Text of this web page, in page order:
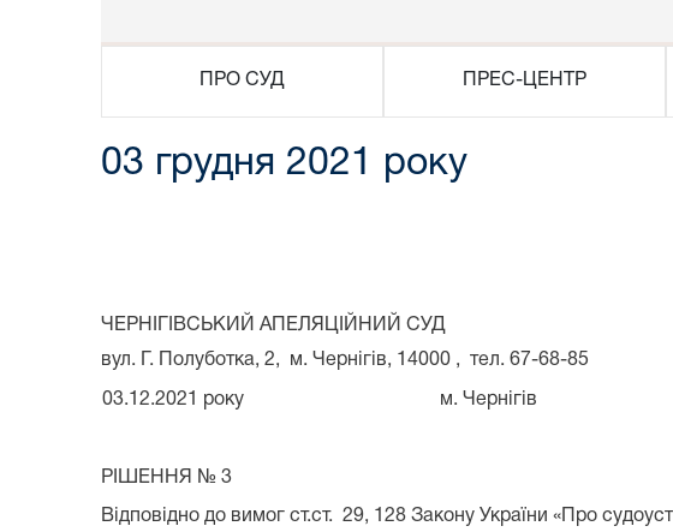
ПРО СУД ПРЕС-ЦЕНТР
03 грудня 2021 року
ЧЕРНІГІВСЬКИЙ АПЕЛЯЦІЙНИЙ СУД
вул. Г. Полуботка, 2, м. Чернігів, 14000 , тел. 67-68-85
03.12.2021 року м. Чернігів
РІШЕННЯ № 3
Відповідно до вимог ст.ст. 29, 128 Закону України «Про